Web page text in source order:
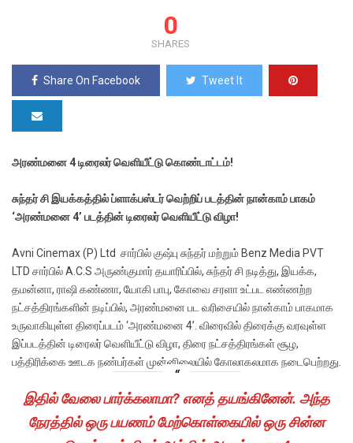
0
SHARES
Share On Facebook Tweet It
அரண்மனை 4 டிரைலர் வெளியீட்டு கொண்டாட்டம்!
சுந்தர் சி இயக்கத்தில் ப்ளாக்பஸ்டர் வெற்றிப் படத்தின் நான்காம் பாகம்
‘அரண்மனை 4’ படத்தின் டிரைலர் வெளியீட்டு விழா!
Avni Cinemax (P) Ltd சார்பில் குஷ்பு சுந்தர் மற்றும் Benz Media PVT
LTD சார்பில் A.C.S அருண்குமார் தயாரிப்பில், சுந்தர் சி நடித்து, இயக்க,
தமன்னா, ராஷி கண்ணா, யோகி பாபு, கோவை சரளா உட்பட எண்ணற்ற
நட்சத்திரங்களின் நடிப்பில், அரண்மனை பட வரிசையில் நான்காம் பாகமாக
உருவாகியுள்ள திரைப்படம் ‘அரண்மனை 4’. விரைவில் திரைக்கு வரவுள்ள
இப்படத்தின் டிரைலர் வெளியீட்டு விழா, திரை நட்சத்திரங்கள் சூழ,
பத்திரிக்கை ஊடக நண்பர்கள் முன்னிலையில் கோலாகலமாக நடைபெற்றது.
இதில் வேலை பார்க்கலாமா? எனத் தயங்கினேன். அந்த
நேரத்தில் ஒரு பயணம் மேற்கொள்கையில் ஒரு சின்ன